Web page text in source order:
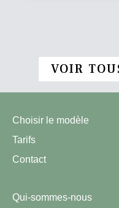
VOIR
Choisir le modèle
Tarifs
Contact
Qui-sommes-nous